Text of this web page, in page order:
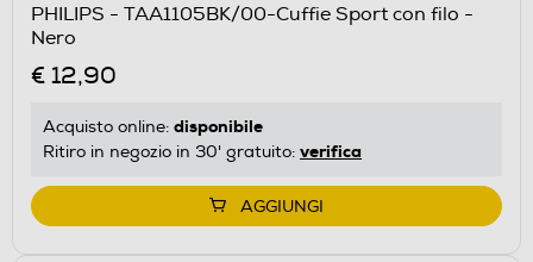
PHILIPS - TAA1105BK/00-Cuffie Sport con filo -
Nero
€ 12,90
Acquisto online: disponibile
Ritiro in negozio in 30' gratuito: verifica
AGGIUNGI